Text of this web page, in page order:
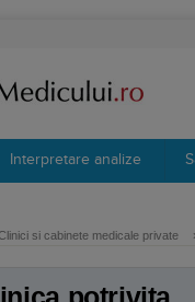
Interpretare analize
si cabinete medicale private